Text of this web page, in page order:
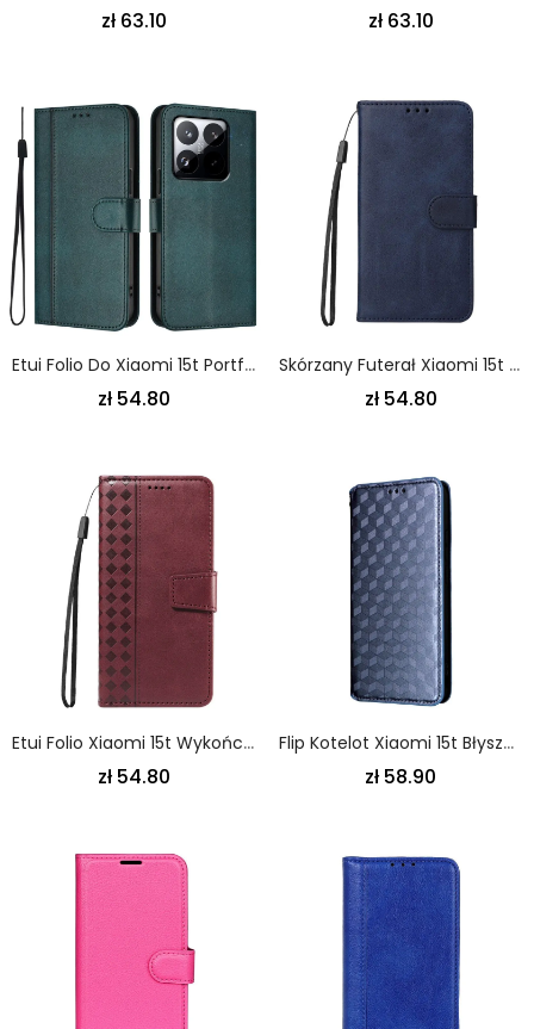
zł 63.10 zł 63.10
Etui Folio Do Xiaomi 15t Portfel W Stylu Vintage
zł 54.80
Skórzany Futerał Xiaomi 15t Etui Na Telefon Gładka Sztuczna Skóra
zł 54.80
Etui Folio Xiaomi 15t Wykończenia W Romby
zł 54.80
Flip Kotelot Xiaomi 15t Błyszczący Etui Ochronne
zł 58.90